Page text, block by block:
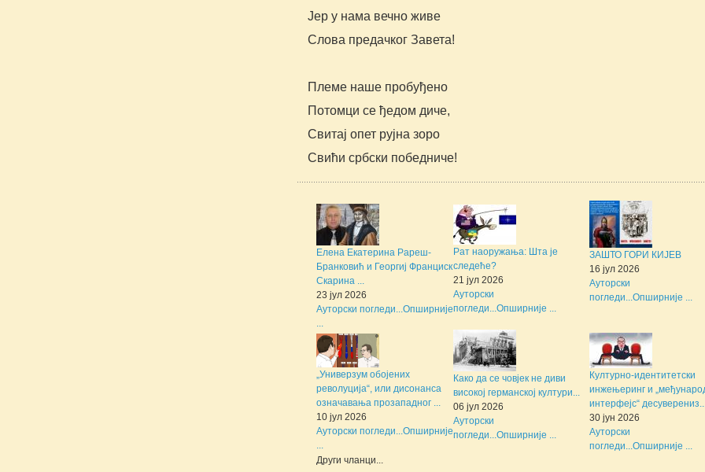
Јер у нама вечно живе
Слова предачког Завета!
Племе наше пробуђено
Потомци се ђедом диче,
Свитај опет рујна зоро
Свићи србски победниче!
Елена Екатерина Рареш-
Бранковић и Георгиј Франциск
Скарина ...
23 јул 2026
Ауторски погледи...Опширније
...
Рат наоружања: Шта је
следеће?
21 јул 2026
Ауторски
погледи...Опширније ...
ЗАШТО ГОРИ КИЈЕВ
16 јул 2026
Ауторски
погледи...Опширније ...
„Универзум обојених
револуција“, или дисонанса
означавања прозападног ...
10 јул 2026
Ауторски погледи...Опширније
...
Како да се човјек не диви
високој германској култури...
06 јул 2026
Ауторски
погледи...Опширније ...
Културно-идентитетски
инжењеринг и
интерфејс“
30 јун 2026
Ауторски
погледи...Опширније ...
Други чланци...